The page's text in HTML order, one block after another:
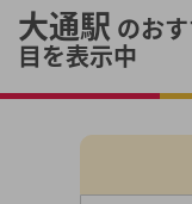
大通駅 のお
目を表示中